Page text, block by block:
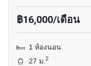
฿16,000/เดือน
1 ห้องนอน
27 ม.2